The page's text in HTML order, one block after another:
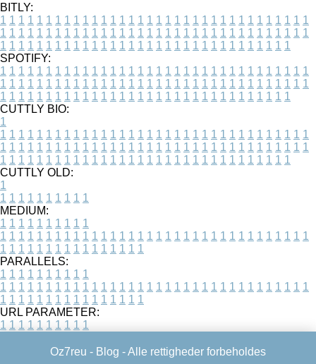
BITLY:
1 1 1 1 1 1 1 1 1 1 1 1 1 1 1 1 1 1 1 1 1 1 1 1 1 1 1 1 1 1 1 1 1 1
1 1 1 1 1 1 1 1 1 1 1 1 1 1 1 1 1 1 1 1 1 1 1 1 1 1 1 1 1 1 1 1 1 1
1 1 1 1 1 1 1 1 1 1 1 1 1 1 1 1 1 1 1 1 1 1 1 1 1 1 1 1 1 1 1 1
SPOTIFY:
1 1 1 1 1 1 1 1 1 1 1 1 1 1 1 1 1 1 1 1 1 1 1 1 1 1 1 1 1 1 1 1 1 1
1 1 1 1 1 1 1 1 1 1 1 1 1 1 1 1 1 1 1 1 1 1 1 1 1 1 1 1 1 1 1 1 1 1
1 1 1 1 1 1 1 1 1 1 1 1 1 1 1 1 1 1 1 1 1 1 1 1 1 1 1 1 1 1 1 1
CUTTLY BIO:
1
1 1 1 1 1 1 1 1 1 1 1 1 1 1 1 1 1 1 1 1 1 1 1 1 1 1 1 1 1 1 1 1 1 1
1 1 1 1 1 1 1 1 1 1 1 1 1 1 1 1 1 1 1 1 1 1 1 1 1 1 1 1 1 1 1 1 1 1
1 1 1 1 1 1 1 1 1 1 1 1 1 1 1 1 1 1 1 1 1 1 1 1 1 1 1 1 1 1 1 1
CUTTLY OLD:
1
1 1 1 1 1 1 1 1 1 1
MEDIUM:
1 1 1 1 1 1 1 1 1 1
1 1 1 1 1 1 1 1 1 1 1 1 1 1 1 1 1 1 1 1 1 1 1 1 1 1 1 1 1 1 1 1 1 1
1 1 1 1 1 1 1 1 1 1 1 1 1 1 1 1
PARALLELS:
1 1 1 1 1 1 1 1 1 1
1 1 1 1 1 1 1 1 1 1 1 1 1 1 1 1 1 1 1 1 1 1 1 1 1 1 1 1 1 1 1 1 1 1
1 1 1 1 1 1 1 1 1 1 1 1 1 1 1 1
URL PARAMETER:
1 1 1 1 1 1 1 1 1 1
Oz7reu - Blog - Alle rettigheder forbeholdes